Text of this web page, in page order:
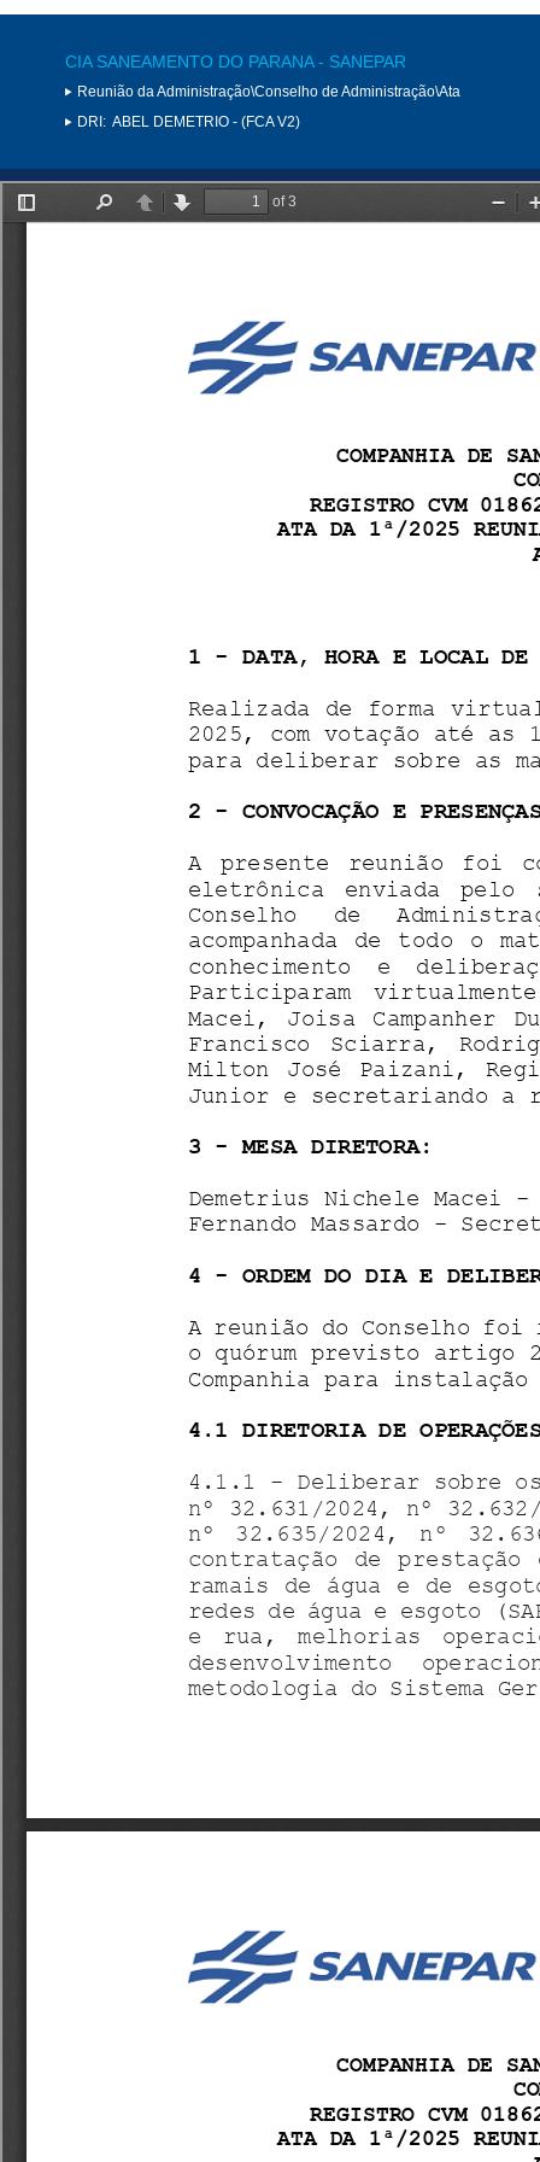
CIA SANEAMENTO DO PARANA - SANEPAR
Reunião da Administração\Conselho de Administração\Ata
DRI: ABEL DEMETRIO - (FCA V2)